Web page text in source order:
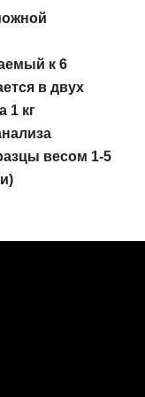
к 6
в двух
1 кг
весом 1-5